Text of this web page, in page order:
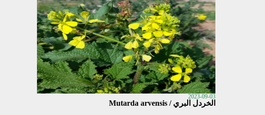
2023-09-03
الخردل البري / Mutarda arvensis